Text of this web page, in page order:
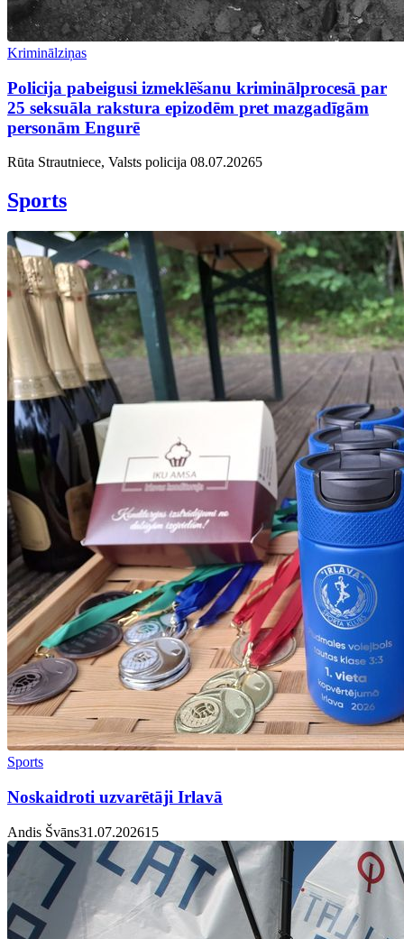
Kriminālziņas
Policija pabeigusi izmeklēšanu kriminālprocesā par
25 seksuāla rakstura epizodēm pret mazgadīgām
personām Engurē
Rūta Strautniece, Valsts policija 08.07.20265
Sports
Sports
Noskaidroti uzvarētāji Irlavā
Andis Švāns31.07.20261 5